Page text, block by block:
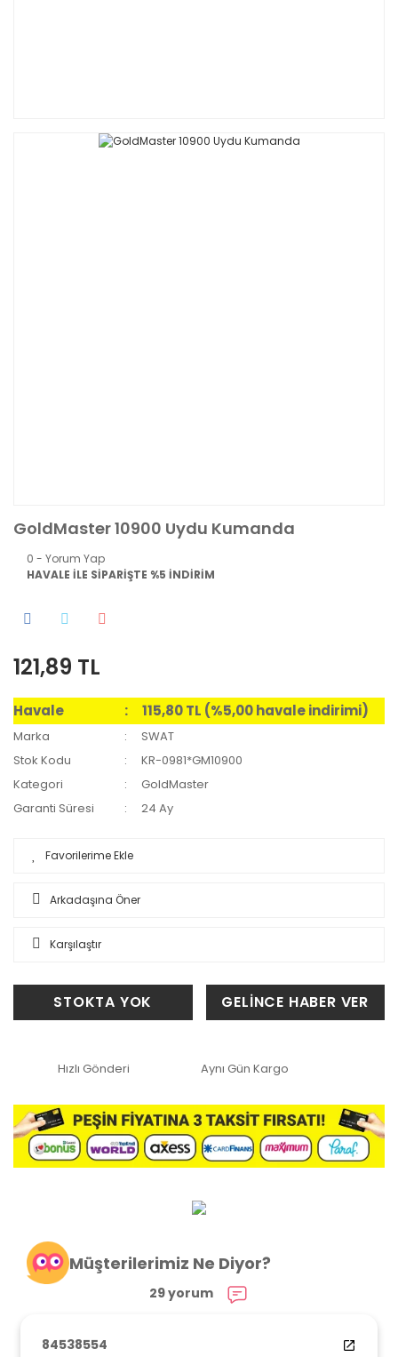
GoldMaster 10900 Uydu Kumanda
0 - Yorum Yap
HAVALE İLE SİPARİŞTE %5 İNDİRİM
121,89 TL
Havale 115,80 TL (%5,00 havale indirimi)
Marka
SWAT
Stok Kodu
KR-0981*GM10900
Kategori
GoldMaster
Garanti Süresi
24 Ay
Arkadaşına Öner
Karşılaştır
STOKTA YOK GELİNCE HABER VER
Hızlı Gönderi Aynı Gün Kargo
Müşterilerimiz Ne Diyor?
29 yorum
84538554